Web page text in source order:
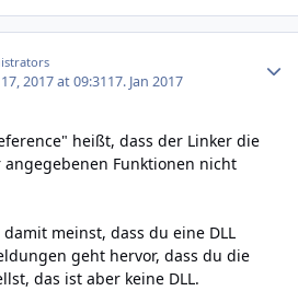
2017 at 09:3117. Jan 2017
heißt, dass der Linker die
Funktionen nicht
meinst, dass du eine DLL
geht hervor, dass du die
das ist aber keine DLL.